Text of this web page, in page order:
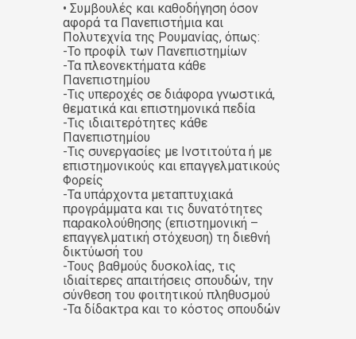
• Συμβουλές και καθοδήγηση όσον
αφορά τα Πανεπιστήμια και
Πολυτεχνία της Ρουμανίας, όπως:
-Το προφίλ των Πανεπιστημίων
-Τα πλεονεκτήματα κάθε
Πανεπιστημίου
-Τις υπεροχές σε διάφορα γνωστικά,
θεματικά και επιστημονικά πεδία
-Τις ιδιαιτερότητες κάθε
Πανεπιστημίου
-Τις συνεργασίες με Ινστιτούτα ή με
επιστημονικούς και επαγγελματικούς
Φορείς
-Τα υπάρχοντα μεταπτυχιακά
προγράμματα και τις δυνατότητες
παρακολούθησης (επιστημονική –
επαγγελματική στόχευση) τη διεθνή
δικτύωσή του
-Τους βαθμούς δυσκολίας, τις
ιδιαίτερες απαιτήσεις σπουδών, την
σύνθεση του φοιτητικού πληθυσμού
-Τα δίδακτρα και το κόστος σπουδών